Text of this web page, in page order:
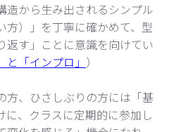
造から生み出されるシンプル
方）」を丁寧に確かめて、型
返す」ことに意識を向けてい
と「インプロ」 ）
方、ひさしぶりの方には「基
に、クラスに定期的に参加し